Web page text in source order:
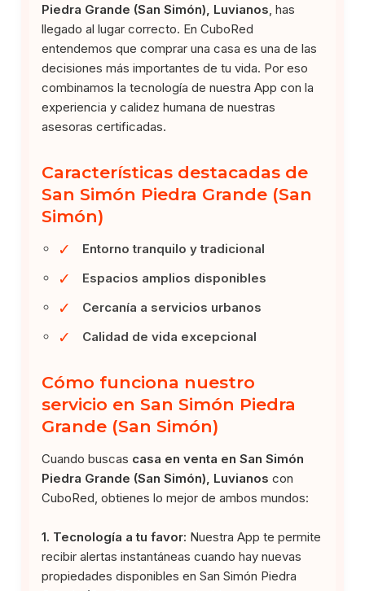
Piedra Grande (San Simón), Luvianos , has
llegado al lugar correcto. En CuboRed
entendemos que comprar una casa es una de las
decisiones más importantes de tu vida. Por eso
combinamos la tecnología de nuestra App con la
experiencia y calidez humana de nuestras
asesoras certificadas.
Características destacadas de
San Simón Piedra Grande (San
Simón)
✓ Entorno tranquilo y tradicional
✓ Espacios amplios disponibles
✓ Cercanía a servicios urbanos
✓ Calidad de vida excepcional
Cómo funciona nuestro
servicio en San Simón Piedra
Grande (San Simón)
Cuando buscas casa en venta en San Simón
Piedra Grande (San Simón), Luvianos con
CuboRed, obtienes lo mejor de ambos mundos:
1. Tecnología a tu favor: Nuestra App te permite
recibir alertas instantáneas cuando hay nuevas
propiedades disponibles en San Simón Piedra